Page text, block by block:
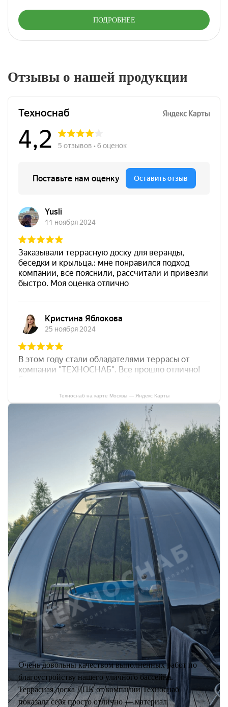
ПОДРОБНЕЕ
Отзывы о нашей продукции
Техноснаб на карте Москвы — Яндекс Карты
Очень довольны качеством выполненных работ по
благоустройству нашего уличного бассейна.
Террасная доска ДПК от компании Техноснаб
показала себя просто отлично — материал